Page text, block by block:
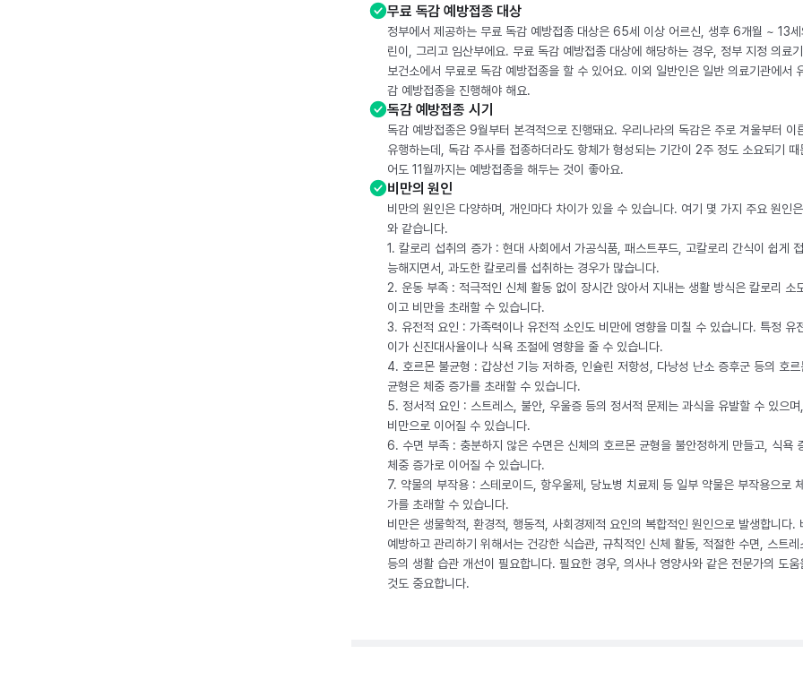
무료 독감 예방접종 대상
정부에서 제공하는 무료 독감 예방접종 대상은 65세 이상 어르신, 생후 6개월 ~ 13
린이, 그리고 임산부에요. 무료 독감 예방접종 대상에 해당하는 경우, 정부 지정 의료
보건소에서 무료로 독감 예방접종을 할 수 있어요. 이외 일반인은 일반 의료기관에서
감 예방접종을 진행해야 해요.
독감 예방접종 시기
독감 예방접종은 9월부터 본격적으로 진행돼요. 우리나라의 독감은 주로 겨울부터 이
유행하는데, 독감 주사를 접종하더라도 항체가 형성되는 기간이 2주 정도 소요되기 때
어도 11월까지는 예방접종을 해두는 것이 좋아요.
비만의 원인
비만의 원인은 다양하며, 개인마다 차이가 있을 수 있습니다. 여기 몇 가지 주요 원인
와 같습니다.
1. 칼로리 섭취의 증가 : 현대 사회에서 가공식품, 패스트푸드, 고칼로리 간식이 쉽게
능해지면서, 과도한 칼로리를 섭취하는 경우가 많습니다.
2. 운동 부족 : 적극적인 신체 활동 없이 장시간 앉아서 지내는 생활 방식은 칼로리 소
이고 비만을 초래할 수 있습니다.
3. 유전적 요인 : 가족력이나 유전적 소인도 비만에 영향을 미칠 수 있습니다. 특정 유
이가 신진대사율이나 식욕 조절에 영향을 줄 수 있습니다.
4. 호르몬 불균형 : 갑상선 기능 저하증, 인슐린 저항성, 다낭성 난소 증후군 등의 호르
균형은 체중 증가를 초래할 수 있습니다.
5. 정서적 요인 : 스트레스, 불안, 우울증 등의 정서적 문제는 과식을 유발할 수 있으
비만으로 이어질 수 있습니다.
6. 수면 부족 : 충분하지 않은 수면은 신체의 호르몬 균형을 불안정하게 만들고, 식욕
체중 증가로 이어질 수 있습니다.
7. 약물의 부작용 : 스테로이드, 항우울제, 당뇨병 치료제 등 일부 약물은 부작용으로
가를 초래할 수 있습니다.
비만은 생물학적, 환경적, 행동적, 사회경제적 요인의 복합적인 원인으로 발생합니다.
예방하고 관리하기 위해서는 건강한 식습관, 규칙적인 신체 활동, 적절한 수면, 스트레
등의 생활 습관 개선이 필요합니다. 필요한 경우, 의사나 영양사와 같은 전문가의 도움
것도 중요합니다.